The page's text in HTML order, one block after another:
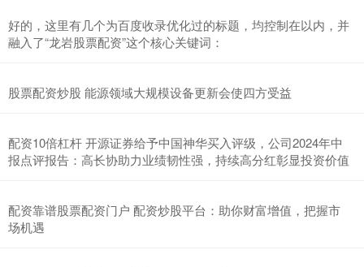
好的，这里有几个为百度收录优化过的标题，均控制在以内，并
融入了“龙岩股票配资”这个核心关键词：
股票配资炒股 能源领域大规模设备更新会使四方受益
配资10倍杠杆 开源证券给予中国神华买入评级，公司2024年中
报点评报告：高长协助力业绩韧性强，持续高分红彰显投资价值
配资靠谱股票配资门户 配资炒股平台：助你财富增值，把握市
场机遇